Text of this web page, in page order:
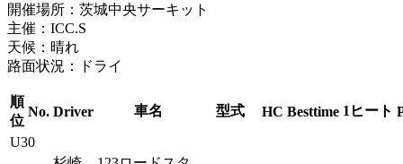
開催場所：茨城中央サーキット
主催：ICC.S
天候：晴れ
路面状況：ドライ
順
位
No. Driver 車名 型式 HC Besttime 1ヒート
U30